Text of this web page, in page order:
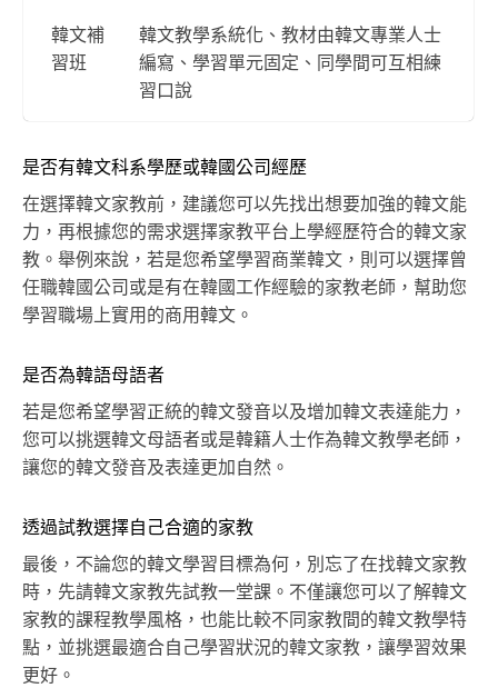
韓文補
習班
韓文教學系統化、教材由韓文專業人士
編寫、學習單元固定、同學間可互相練
習口說
是否有韓文科系學歷或韓國公司經歷
在選擇韓文家教前，建議您可以先找出想要加強的韓文能
力，再根據您的需求選擇家教平台上學經歷符合的韓文家
教。舉例來說，若是您希望學習商業韓文，則可以選擇曾
任職韓國公司或是有在韓國工作經驗的家教老師，幫助您
學習職場上實用的商用韓文。
是否為韓語母語者
若是您希望學習正統的韓文發音以及增加韓文表達能力，
您可以挑選韓文母語者或是韓籍人士作為韓文教學老師，
讓您的韓文發音及表達更加自然。
透過試教選擇自己合適的家教
最後，不論您的韓文學習目標為何，別忘了在找韓文家教
時，先請韓文家教先試教一堂課。不僅讓您可以了解韓文
家教的課程教學風格，也能比較不同家教間的韓文教學特
點，並挑選最適合自己學習狀況的韓文家教，讓學習效果
更好。